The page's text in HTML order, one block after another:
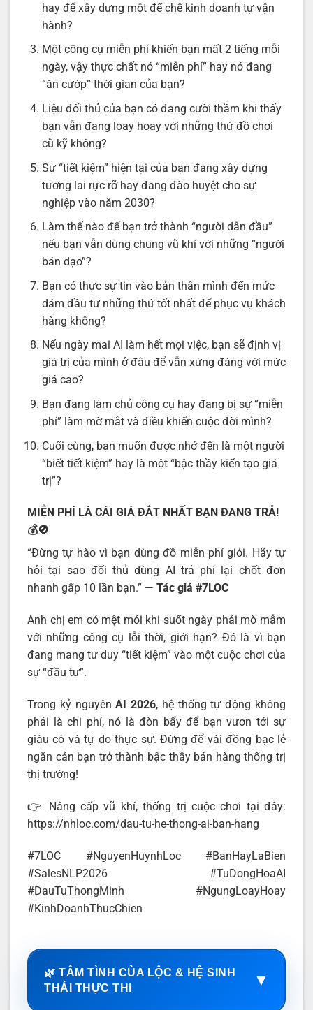
hay để xây dựng một đế chế kinh doanh tự vận
hành?
Một công cụ miễn phí khiến bạn mất 2 tiếng mỗi
ngày, vậy thực chất nó “miễn phí” hay nó đang
“ăn cướp” thời gian của bạn?
Liệu đối thủ của bạn có đang cười thầm khi thấy
bạn vẫn đang loay hoay với những thứ đồ chơi
cũ kỹ không?
Sự “tiết kiệm” hiện tại của bạn đang xây dựng
tương lai rực rỡ hay đang đào huyệt cho sự
nghiệp vào năm 2030?
Làm thế nào để bạn trở thành “người dẫn đầu”
nếu bạn vẫn dùng chung vũ khí với những “người
bán dạo”?
Bạn có thực sự tin vào bản thân mình đến mức
dám đầu tư những thứ tốt nhất để phục vụ khách
hàng không?
Nếu ngày mai AI làm hết mọi việc, bạn sẽ định vị
giá trị của mình ở đâu để vẫn xứng đáng với mức
giá cao?
Bạn đang làm chủ công cụ hay đang bị sự “miễn
phí” làm mờ mắt và điều khiển cuộc đời mình?
Cuối cùng, bạn muốn được nhớ đến là một người
“biết tiết kiệm” hay là một “bậc thầy kiến tạo giá
trị”?
MIỄN PHÍ LÀ CÁI GIÁ ĐẮT NHẤT BẠN ĐANG TRẢ!
💰🚫
“Đừng tự hào vì bạn dùng đồ miễn phí giỏi. Hãy tự
hỏi tại sao đối thủ dùng AI trả phí lại chốt đơn
nhanh gấp 10 lần bạn.” — Tác giả #7LOC
Anh chị em có mệt mỏi khi suốt ngày phải mò mẫm
với những công cụ lỗi thời, giới hạn? Đó là vì bạn
đang mang tư duy “tiết kiệm” vào một cuộc chơi của
sự “đầu tư”.
Trong kỷ nguyênAI 2026, hệ thống tự động không
phải là chi phí, nó là đòn bẩy để bạn vươn tới sự
giàu có và tự do thực sự. Đừng để vài đồng bạc lẻ
ngăn cản bạn trở thành bậc thầy bán hàng thống trị
thị trường!
👉 Nâng cấp vũ khí, thống trị cuộc chơi tại đây:
https://nhloc.com/dau-tu-he-thong-ai-ban-hang
#7LOC #NguyenHuynhLoc #BanHayLaBien
#SalesNLP2026 #TuDongHoaAI
#DauTuThongMinh #NgungLoayHoay
#KinhDoanhThucChien
🌿 TÂM TÌNH CỦA LỘC & HỆ SINH
THÁI THỰC THI
▼